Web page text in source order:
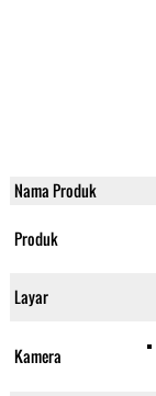
Nama Produk
Produk
Layar
Kamera